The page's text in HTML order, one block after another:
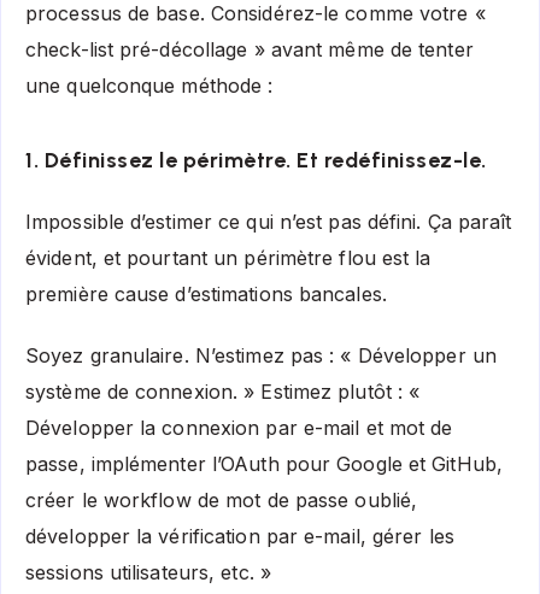
processus de base. Considérez-le comme votre «
check-list pré-décollage » avant même de tenter
une quelconque méthode :
1. Définissez le périmètre. Et redéfinissez-le.
Impossible d’estimer ce qui n’est pas défini. Ça paraît
évident, et pourtant un périmètre flou est la
première cause d’estimations bancales.
Soyez granulaire. N’estimez pas : « Développer un
système de connexion. » Estimez plutôt : «
Développer la connexion par e-mail et mot de
passe, implémenter l’OAuth pour Google et GitHub,
créer le workflow de mot de passe oublié,
développer la vérification par e-mail, gérer les
sessions utilisateurs, etc. »